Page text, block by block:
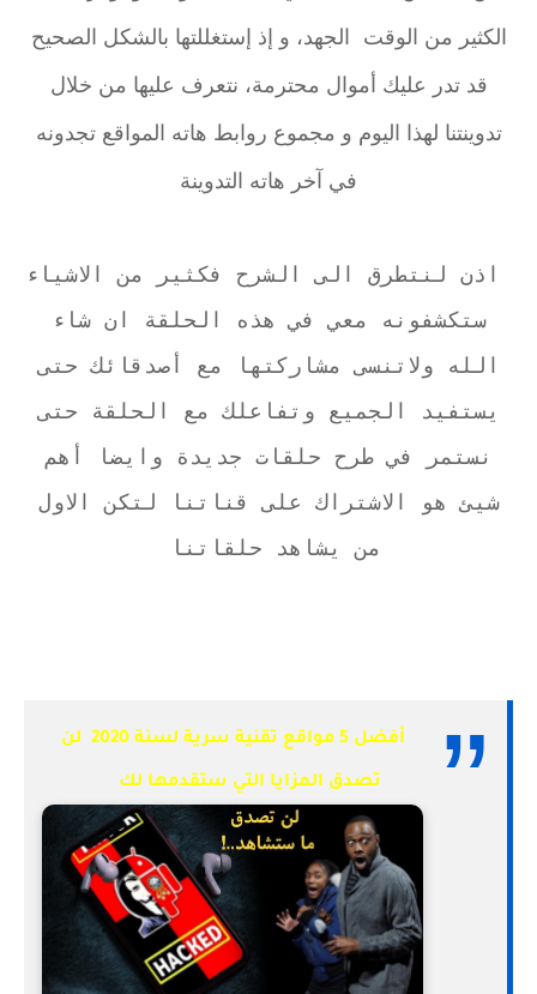
الكثير من الوقت الجهد، و إذ إستغللتها بالشكل الصحيح
قد تدر عليك أموال محترمة، نتعرف عليها من خلال
تدوينتنا لهذا اليوم و مجموع روابط هاته المواقع تجدونه
في آخر هاته التدوينة
اذن لنتطرق الى الشرح فكثير من الاشياء
ستكشفونه معي في هذه الحلقة ان شاء
الله ولاتنسى مشاركتها مع أصدقائك حتى
يستفيد الجميع وتفاعلك مع الحلقة حتى
نستمر في طرح حلقات جديدة وايضا أهم
شيئ هو الاشتراك على قناتنا لتكن الاول
من يشاهد حلقاتنا
أفضل 5 مواقع تقنية سرية لسنة 2020 لن
تصدق المزايا التي ستقدمها لك